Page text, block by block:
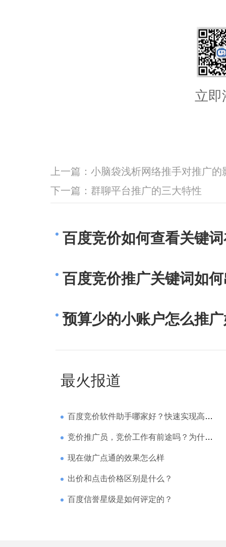
立即
上一篇： 小脑袋浅析网络推手对推广的
下一篇： 群聊平台推广的三大特性
百度竞价如何查看关键
百度竞价推广关键词如
预算少的小账户怎么推
最火报道
百度竞价软件助手哪家好？快速实现高回报哪家强？
竞价推广员，竞价工作有前途吗？为什么待遇那么高
现在做广点通的效果怎么样
出价和点击价格区别是什么？
百度信誉星级是如何评定的？